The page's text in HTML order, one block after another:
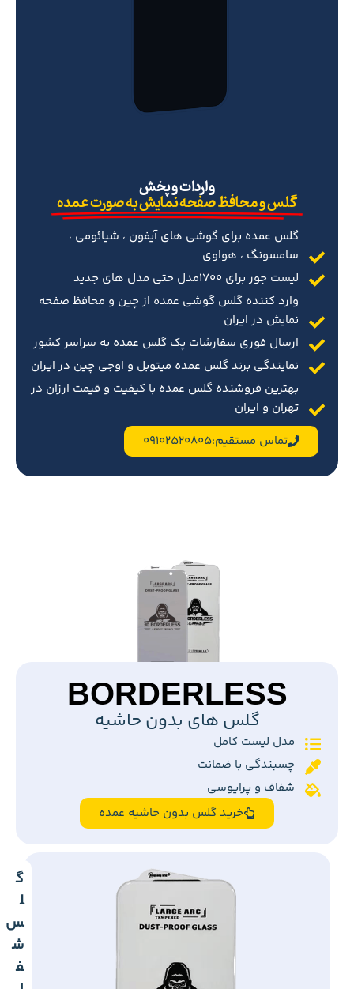
‌واردات و پخش
گلس و محافظ صفحه نمایش به صورت عمده
گلس عمده برای گوشی های آیفون ، شیائومی ،
سامسونگ ، هواوی
لیست جور برای 1700مدل حتی مدل های جدید
وارد کننده گلس گوشی عمده از چین و محافظ صفحه
نمایش در ایران
ارسال فوری سفارشات پک گلس عمده به سراسر کشور
نمایندگی برند گلس عمده میتوبل و اوجی چین در ایران
بهترین فروشنده گلس عمده با کیفیت و قیمت ارزان در
تهران و ایران
تماس مستقیم:09102520805
BORDERLESS
گلس های بدون حاشیه
مدل لیست کامل
چسبندگی با ضمانت
شفاف و پرایوسی
خرید گلس بدون حاشیه عمده
گ
ل
س
ش
ف